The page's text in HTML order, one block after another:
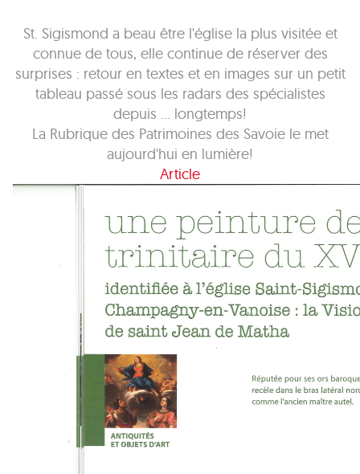
St. Sigismond a beau être l'église la plus visitée et
connue de tous, elle continue de réserver des
surprises : retour en textes et en images sur un petit
tableau passé sous les radars des spécialistes
depuis ... longtemps!
La Rubrique des Patrimoines des Savoie le met
aujourd'hui en lumière!
Article